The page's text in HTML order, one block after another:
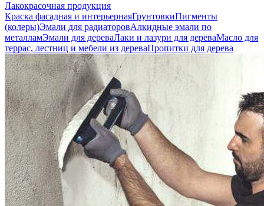
Лакокрасочная продукция
Краска фасадная и интерьернаяГрунтовкиПигменты
(колеры)Эмали для радиаторовАлкидные эмали по
металламЭмали для дереваЛаки и лазури для дереваМасло для
террас, лестниц и мебели из дереваПропитки для дерева